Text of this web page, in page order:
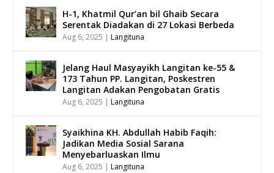
H-1, Khatmil Qur’an bil Ghaib Secara
Serentak Diadakan di 27 Lokasi Berbeda
Aug 6, 2025 |Langituna
Jelang Haul Masyayikh Langitan ke-55 &
173 Tahun PP. Langitan, Poskestren
Langitan Adakan Pengobatan Gratis
Aug 6, 2025 |Langituna
Syaikhina KH. Abdullah Habib Faqih:
Jadikan Media Sosial Sarana
Menyebarluaskan Ilmu
Aug 6, 2025 |Langituna